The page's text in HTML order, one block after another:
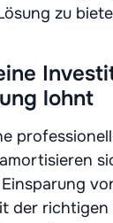
zu
lohnt
der richtigen